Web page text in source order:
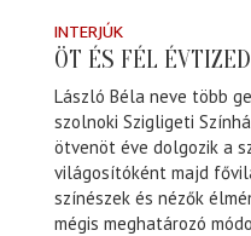
INTERJÚK
ÖT ÉS FÉL
László Béla neve több
szolnoki Szigligeti
ötvenöt éve dolgozik a
világosítóként majd
színészek és nézők
mégis meghatározó